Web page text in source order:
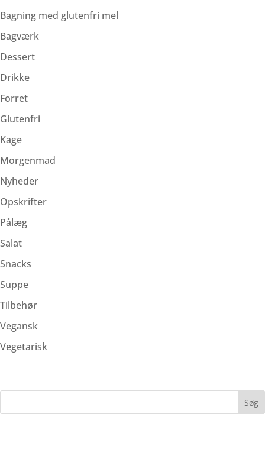
Bagning med glutenfri mel
Bagværk
Dessert
Drikke
Forret
Glutenfri
Kage
Morgenmad
Nyheder
Opskrifter
Pålæg
Salat
Snacks
Suppe
Tilbehør
Vegansk
Vegetarisk